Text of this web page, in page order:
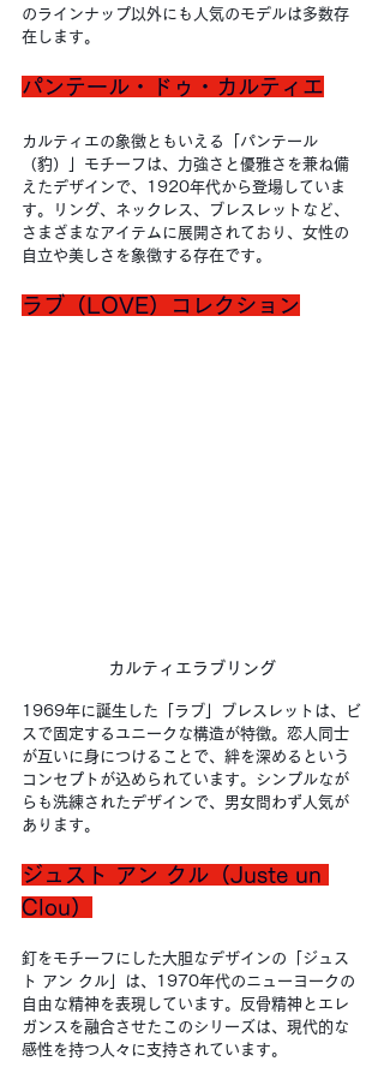
のラインナップ以外にも人気のモデルは多数存
在します。
パンテール・ドゥ・カルティエ
カルティエの象徴ともいえる「パンテール
（豹）」モチーフは、力強さと優雅さを兼ね備
えたデザインで、1920年代から登場していま
す。リング、ネックレス、ブレスレットなど、
さまざまなアイテムに展開されており、女性の
自立や美しさを象徴する存在です。
ラブ（LOVE）コレクション
カルティエラブリング
1969年に誕生した「ラブ」ブレスレットは、ビ
スで固定するユニークな構造が特徴。恋人同士
が互いに身につけることで、絆を深めるという
コンセプトが込められています。シンプルなが
らも洗練されたデザインで、男女問わず人気が
あります。
ジュスト アン クル（Juste un
Clou）
釘をモチーフにした大胆なデザインの「ジュス
ト アン クル」は、1970年代のニューヨークの
自由な精神を表現しています。反骨精神とエレ
ガンスを融合させたこのシリーズは、現代的な
感性を持つ人々に支持されています。